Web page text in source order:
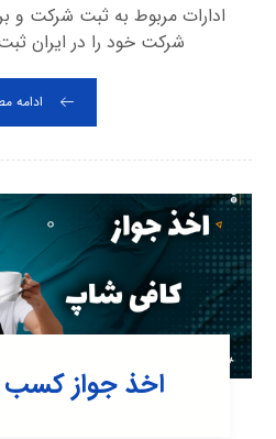
ادارات مربوط به ثبت شرکت و
شرکت خود را در ایران
ادامه
اخذ جواز